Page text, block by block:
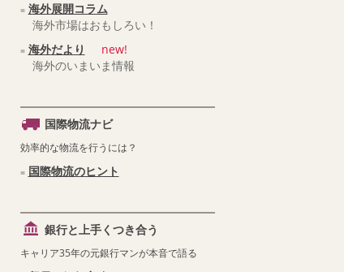
海外展開コラム
海外市場はおもしろい！
海外だより
new!
海外のいまいま情報
国際物流ナビ
効率的な物流を行うには？
国際物流のヒント
銀行と上手くつき合う
キャリア35年の元銀行マンが本音で語る